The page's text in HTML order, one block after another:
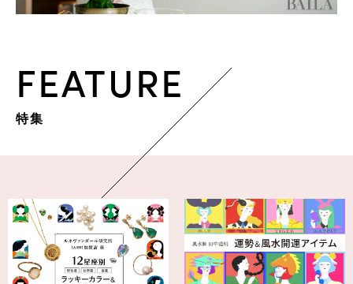
FEATURE
特集